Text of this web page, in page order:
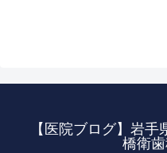
【医院ブログ】岩
橋衛歯